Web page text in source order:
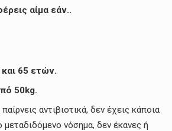
αίμα εάν..
και 65 ετών.
50kg.
αντιβιοτικά, δεν έχεις κάποια
νόσημα, δεν έκανες ή